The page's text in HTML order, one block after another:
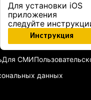
Для установки iOS
приложения
следуйте
Инструкция
Для СМИ
данных